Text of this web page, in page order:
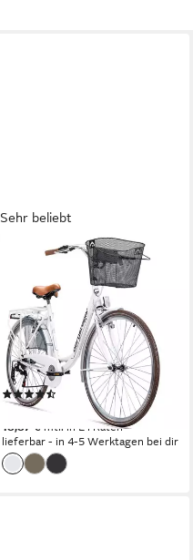
Sehr beliebt
BERGSTEIGER
Cityrad Paris 26 Zoll, 28 Zoll
Damenfahrrad, ab 140 cm,
Korb, Licht
51 cm Rahmenhöhe
6 Gänge
100 kg Zul. Gesamtgewicht
379,90 €
18,87 € mtl. in 24 Raten
lieferbar - in 4-5 Werktagen bei dir